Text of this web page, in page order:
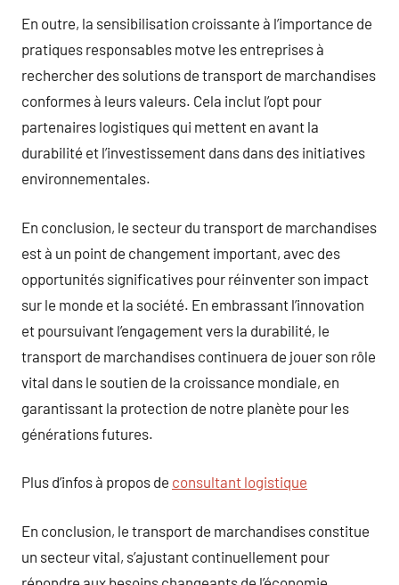
En outre, la sensibilisation croissante à l’importance de
pratiques responsables motve les entreprises à
rechercher des solutions de transport de marchandises
conformes à leurs valeurs. Cela inclut l’opt pour
partenaires logistiques qui mettent en avant la
durabilité et l’investissement dans dans des initiatives
environnementales.
En conclusion, le secteur du transport de marchandises
est à un point de changement important, avec des
opportunités significatives pour réinventer son impact
sur le monde et la société. En embrassant l’innovation
et poursuivant l’engagement vers la durabilité, le
transport de marchandises continuera de jouer son rôle
vital dans le soutien de la croissance mondiale, en
garantissant la protection de notre planète pour les
générations futures.
Plus d’infos à propos de consultant logistique
En conclusion, le transport de marchandises constitue
un secteur vital, s’ajustant continuellement pour